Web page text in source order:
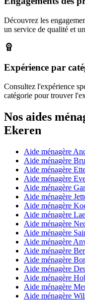
Découvrez les
un service de qualité et
Expérience par
Consultez l'expérience
catégorie pour trouver
Nos aides
Ekeren
Aide ménagère
Aide ménagère
Aide ménagère
Aide ménagère
Aide ménagère
Aide ménagère
Aide ménagère
Aide ménagère
Aide ménagère
Aide ménagère
Aide ménagère
Aide ménagère
Aide ménagère
Aide ménagère
Aide ménagère
Aide ménagère
Aide ménagère